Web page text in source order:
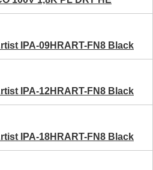
IPA-09HRART-FN8 Black
IPA-12HRART-FN8 Black
IPA-18HRART-FN8 Black